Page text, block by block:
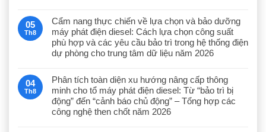
05
Th8
Cẩm nang thực chiến về lựa chọn và bảo dưỡng
máy phát điện diesel: Cách lựa chọn công suất
phù hợp và các yêu cầu bảo trì trong hệ thống điện
dự phòng cho trung tâm dữ liệu năm 2026
04
Th8
Phân tích toàn diện xu hướng nâng cấp thông
minh cho tổ máy phát điện diesel: Từ “bảo trì bị
động” đến “cảnh báo chủ động” – Tổng hợp các
công nghệ then chốt năm 2026